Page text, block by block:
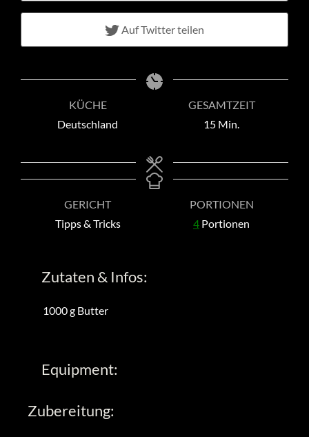
Auf Twitter teilen
KÜCHE
Deutschland
GESAMTZEIT
15Minuten
Min.
GERICHT
Tipps & Tricks
PORTIONEN
4 Portionen
Zutaten & Infos:
1000g Butter
Equipment:
Zubereitung: